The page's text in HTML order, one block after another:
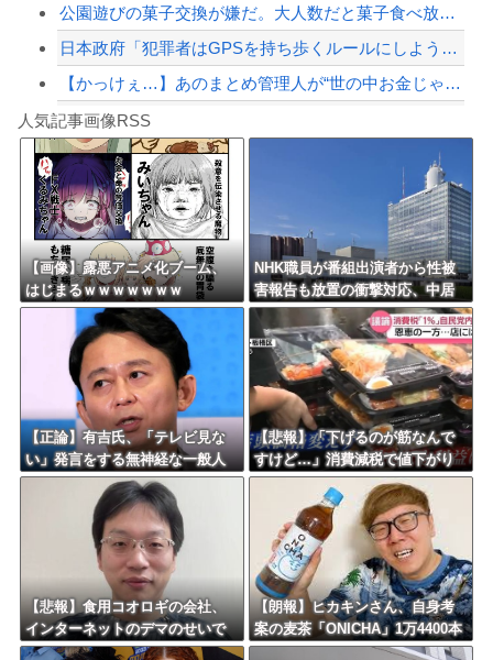
Powered by livedoor 相互RSS
公園遊びの菓子交換が嫌だ。大人数だと菓子食べ放題みたいになっちゃって身体にも歯に...
日本政府「犯罪者はGPSを持ち歩くルールにしよう。強制は可哀想🥺」
【かっけぇ…】あのまとめ管理人が“世の中お金じゃない”に共感‥‥「お金で忖度ばか...
勇者♀「仲間に支払うはずのお金で新しい装備買っちゃったから>>3する」
8/4のニュース
日本旅行キャンセルすべきか…1万年ぶり史上最大級の火山の兆し＝韓国の反応
更新中止のお知らせ
海外「おめでとうタキ！」リヴァプール南野がバースデーゴール！！
Powered by livedoor 相互RSS
人気記事画像RSS
【画像】露悪アニメ化ブーム、
はじまるｗｗｗｗｗｗｗ
NHK職員が番組出演者から性被
害報告も放置の衝撃対応、中居
正広と国分太一の事例もNHKは
「加害者を守る」のか、指摘さ
れる“隠蔽体質”
【正論】有吉氏、「テレビ見な
い」発言をする無神経な一般人
に憤慨ｗｗｗｗｗｗｗ
【悲報】「下げるのが筋なんで
すけど…」消費減税で値下がり
する分と同じだけ商品を値上げ
して店頭価格を変えない店も…
【悲報】食用コオロギの会社、
インターネットのデマのせいで
倒産ｗｗｗｗｗｗｗｗｗｗｗｗ
【朗報】ヒカキンさん、自身考
案の麦茶「ONICHA」1万4400本
を熊本県に発送ｗｗｗｗｗｗｗ